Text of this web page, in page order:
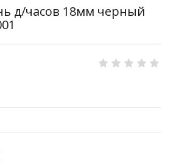
д/часов 18мм черный